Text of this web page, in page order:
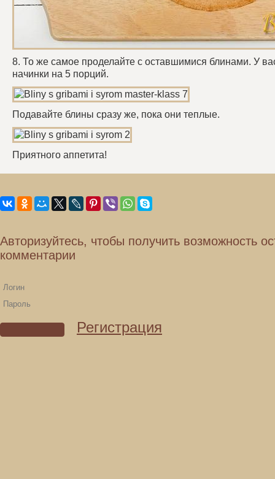
8. То же самое проделайте с оставшимися блинами. У
начинки на 5 порций.
Подавайте блины сразу же, пока они теплые.
Приятного аппетита!
Авторизуйтесь, чтобы получить возможность
комментарии
Регистрация